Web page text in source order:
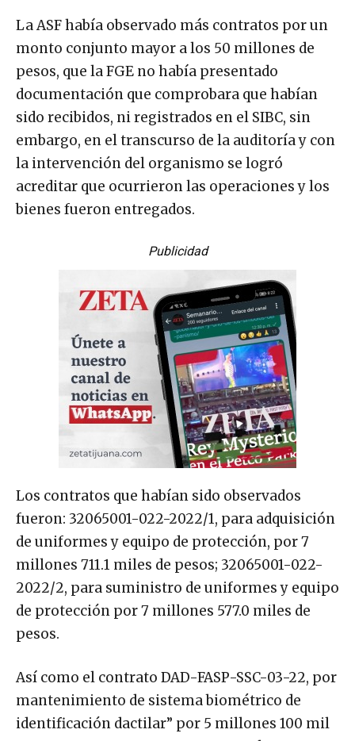
La ASF había observado más contratos por un
monto conjunto mayor a los 50 millones de
pesos, que la FGE no había presentado
documentación que comprobara que habían
sido recibidos, ni registrados en el SIBC, sin
embargo, en el transcurso de la auditoría y con
la intervención del organismo se logró
acreditar que ocurrieron las operaciones y los
bienes fueron entregados.
Publicidad
Los contratos que habían sido observados
fueron: 32065001-022-2022/1, para adquisición
de uniformes y equipo de protección, por 7
millones 711.1 miles de pesos; 32065001-022-
2022/2, para suministro de uniformes y equipo
de protección por 7 millones 577.0 miles de
pesos.
Así como el contrato DAD-FASP-SSC-03-22, por
mantenimiento de sistema biométrico de
identificación dactilar” por 5 millones 100 mil